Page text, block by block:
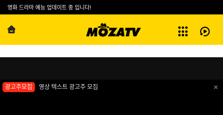
영화 드라마 예능 업데이트 중 입니다!예능
전체보기
방영기록
第01集
与Snow Man同行
광고주모집 영상 텍스트 광고주 모집